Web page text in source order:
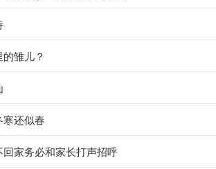
雏儿？
还似春
家务必和家长打声招呼